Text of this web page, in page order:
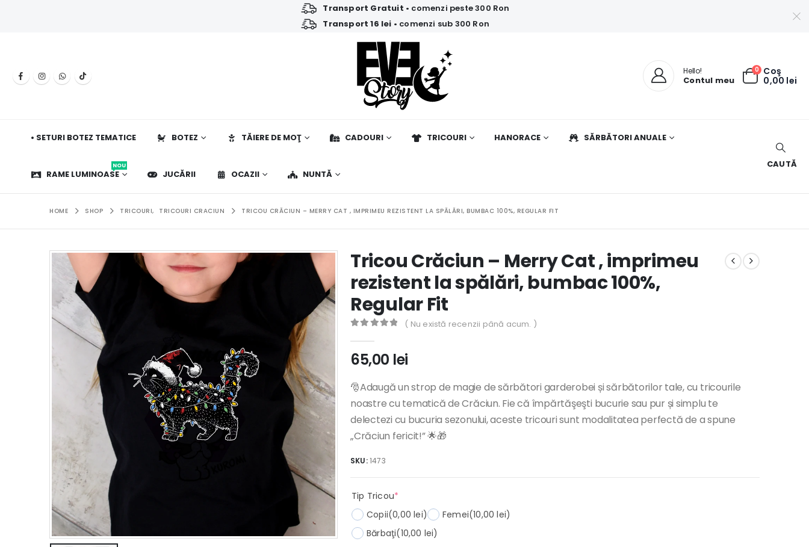
Transport Gratuit • comenzi peste 300 Ron
Transport 16 lei • comenzi sub 300 Ron
Hello!
Contul meu
0 Coş
0,00 lei
• SETURI BOTEZ TEMATICE BOTEZ TĂIERE DE MOŢ CADOURI TRICOURI HANORACE SĂRBĂTORI ANUALE
RAME LUMINOASE
NOU
JUCĂRII OCAZII NUNTĂ
CAUTĂ
HOME SHOP TRICOURI, TRICOURI CRACIUN TRICOU CRĂCIUN – MERRY CAT , IMPRIMEU REZISTENT LA SPĂLĂRI, BUMBAC 100%, REGULAR FIT
Tricou Crăciun – Merry Cat , imprimeu
rezistent la spălări, bumbac 100%,
Regular Fit
( Nu există recenzii până acum. )
65,00 lei
🎅Adaugă un strop de magie de sărbători garderobei și sărbătorilor tale, cu tricourile
noastre cu tematică de Crăciun. Fie că împărtăşeşti bucurie sau pur și simplu te
delectezi cu bucuria sezonului, aceste tricouri sunt modalitatea perfectă de a spune
„Crăciun fericit!” 🌟🎁
SKU:1473
Tip Tricou*
Copii(0,00 lei) Femei(10,00 lei)
Bărbaţi(10,00 lei)